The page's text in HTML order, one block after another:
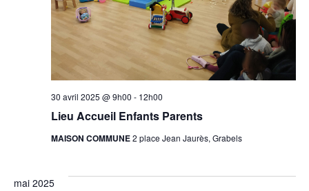
Lieu Accueil Enfants Parents
30 avril 2025 @ 9h00 - 12h00
MAISON COMMUNE2 place Jean Jaurès, Grabels
mai 2025